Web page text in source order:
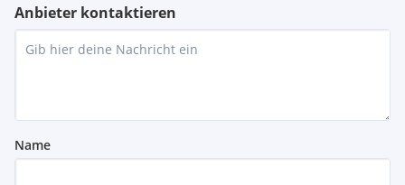
Anbieter kontaktieren
Name